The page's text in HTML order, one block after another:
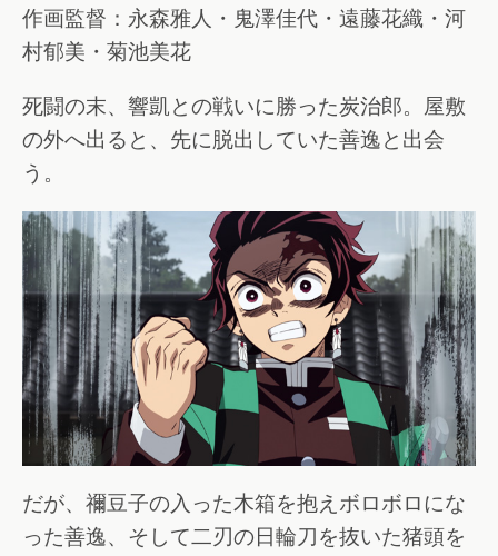
作画監督：永森雅人・鬼澤佳代・遠藤花織・河
村郁美・菊池美花
死闘の末、響凱との戦いに勝った炭治郎。屋敷
の外へ出ると、先に脱出していた善逸と出会
う。
だが、禰豆子の入った木箱を抱えボロボロにな
った善逸、そして二刃の日輪刀を抜いた猪頭を